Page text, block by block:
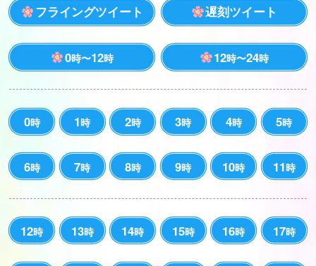
フライングツイート 遅刻ツイート
0時〜12時 12時〜24時
0時 1時 2時 3時 4時 5時
6時 7時 8時 9時 10時 11時
12時 13時 14時 15時 16時 17時